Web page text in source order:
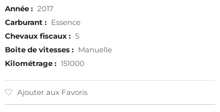
Année : 2017
Carburant : Essence
Chevaux fiscaux : 5
Boite de vitesses : Manuelle
Kilométrage : 151000
Ajouter aux Favoris